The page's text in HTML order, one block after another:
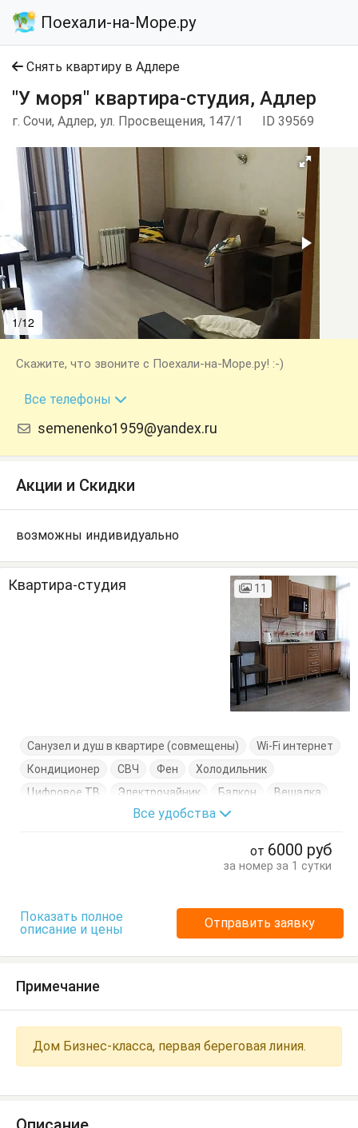
Поехали-на-Море.ру
Снять квартиру в Адлере
"У моря" квартира-студия, Адлер
г. Сочи, Адлер, ул. Просвещения, 147/1 ID 39569
1/12
Скажите, что звоните с Поехали-на-Море.ру! :-)
+7 (918) 253-61-85
Все телефоны
semenenko1959@yandex.ru
Акции и Скидки
возможны индивидуально
Квартира-студия 11
Санузел и душ в квартире (совмещены)
Wi-Fi интернет
Кондиционер
СВЧ Фен
Холодильник
Цифровое ТВ
Электрочайник Балкон
Вешалка
Журнальный столик
Все удобства
от 6000 руб
за номер за 1 сутки
Показать полное
описание и цены
Отправить заявку
Примечание
Дом Бизнес-класса, первая береговая линия.